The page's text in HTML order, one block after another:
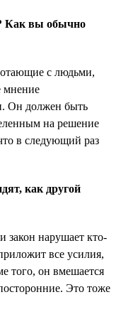
Как вы обычно
с людьми,
мнение
Он должен быть
на решение
в следующий раз
как другой
закон нарушает кто-
все усилия,
того, он вмешается
Это тоже